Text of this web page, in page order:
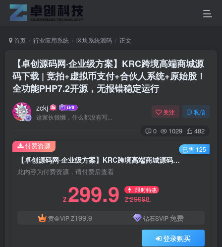
首页 行业应用系统 区块系统源码 正文
【卓创源码网·企业级方案】KRC跨境高端商城源
码下载 | 竞拍+虚拟币支付+合伙人系统+原始股！
全功能PHP7.2开源，无报错稳定运行
zckj
这家伙很懒，什么都没有写...
关注 私信
0 1029 482
【卓创源码网·企业级方案】KRC跨境高端商城源码下载 | 竞拍+虚拟币支付+合伙人系统+原始股！全功能PHP7.2开源，无报错稳定运行
此内容为付费资源，请付费后查看
Z 299.9 限时特惠
Z29998
黄金VIPZ199.9 钻石SVIP 免费
登录购买
付费资源 已售 125